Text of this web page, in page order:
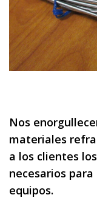
Nos
materiales
a los clientes
necesarios
equipos.